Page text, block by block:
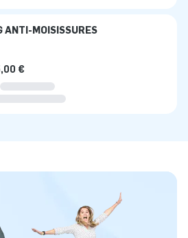
ANTI-MOISISSURES
€